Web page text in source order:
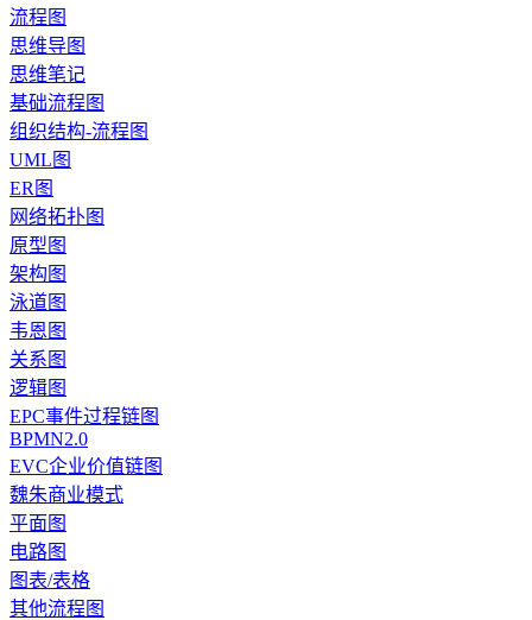
流程图
思维导图
思维笔记
基础流程图
组织结构-流程图
UML图
ER图
网络拓扑图
原型图
架构图
泳道图
韦恩图
关系图
逻辑图
EPC事件过程链图
BPMN2.0
EVC企业价值链图
魏朱商业模式
平面图
电路图
图表/表格
其他流程图